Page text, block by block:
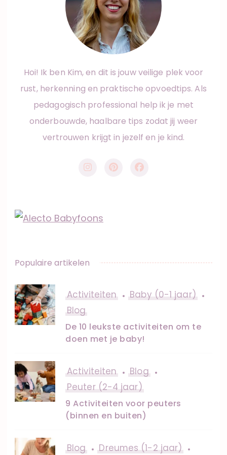
Hoi! Ik ben Kim, en dit is jouw veilige plek voor
rust, herkenning en praktische opvoedtips. Als
pedagogisch professional help ik je met
onderbouwde, haalbare tips zodat jij weer
vertrouwen krijgt in jezelf en je kind.
Populaire artikelen
Activiteiten
Baby (0-1 jaar)
Blog
De 10 leukste activiteiten om te
doen met je baby!
Activiteiten
Blog
Peuter (2-4 jaar)
9 Activiteiten voor peuters
(binnen en buiten)
Blog
Dreumes (1-2 jaar)